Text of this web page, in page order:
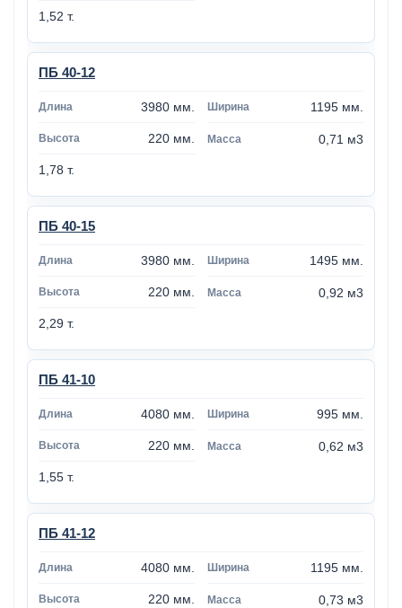
1,52 т.
ПБ 40-12
3980 мм. 1195 мм.
220 мм. 0,71 м3
1,78 т.
ПБ 40-15
3980 мм. 1495 мм.
220 мм. 0,92 м3
2,29 т.
ПБ 41-10
4080 мм. 995 мм.
220 мм. 0,62 м3
1,55 т.
ПБ 41-12
4080 мм. 1195 мм.
220 мм. 0,73 м3